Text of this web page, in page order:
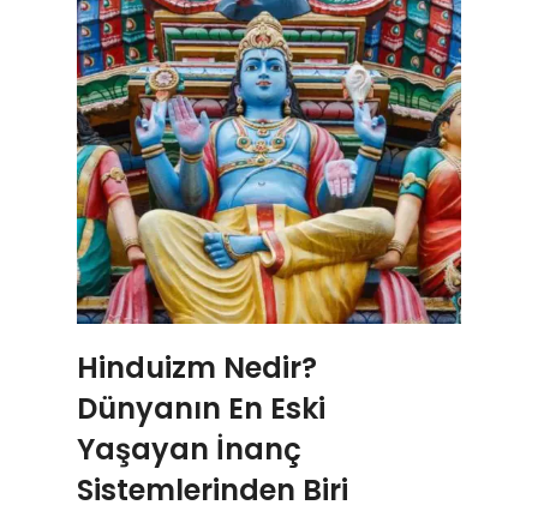
Hinduizm Nedir?
Dünyanın En Eski
Yaşayan İnanç
Sistemlerinden Biri